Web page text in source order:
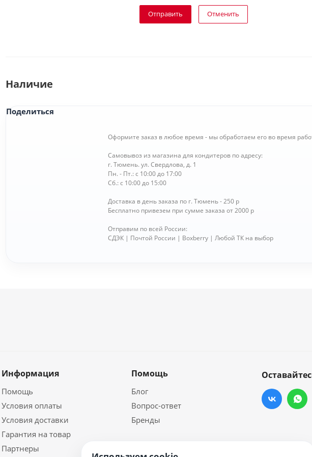
Отправить Отменить
Наличие
Поделиться
Оформите заказ в любое время - мы обработаем его во время
Самовывоз из магазина для кондитеров по адресу:
г. Тюмень. ул. Свердлова, д. 1
Пн. - Пт.: с 10:00 до 17:00
Сб.: с 10:00 до 15:00
Доставка в день заказа по г. Тюмень - 250 р
Бесплатно привезем при сумме заказа от 2000 р
Отправим по всей России:
СДЭК | Почтой России | Boxberry | Любой ТК на выбор
Информация
Помощь
Условия оплаты
Условия доставки
Гарантия на товар
Партнеры
Помощь
Блог
Вопрос-ответ
Бренды